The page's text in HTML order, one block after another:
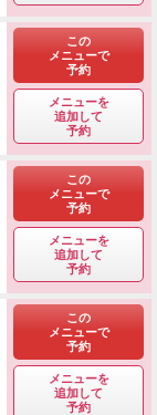
この
メニューで
予約
メニューを
追加して
予約
この
メニューで
予約
メニューを
追加して
予約
この
メニューで
予約
メニューを
追加して
予約